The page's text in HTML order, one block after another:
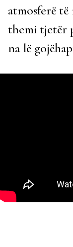
atmosferë të
themi tjetër
na lë